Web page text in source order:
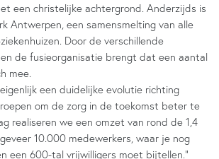
een christelijke achtergrond. Anderzijds is
Antwerpen, een samensmelting van alle
Door de verschillende
de fusieorganisatie brengt dat een aantal
mee.
een duidelijke evolutie richting
om de zorg in de toekomst beter te
realiseren we een omzet van rond de 1,4
10.000 medewerkers, waar je nog
een 600-tal vrijwilligers moet bijtellen.”